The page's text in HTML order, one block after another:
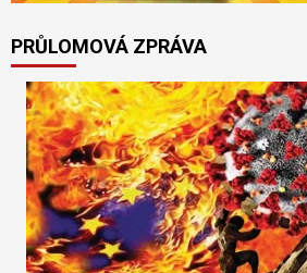
PRŮLOMOVÁ ZPRÁVA